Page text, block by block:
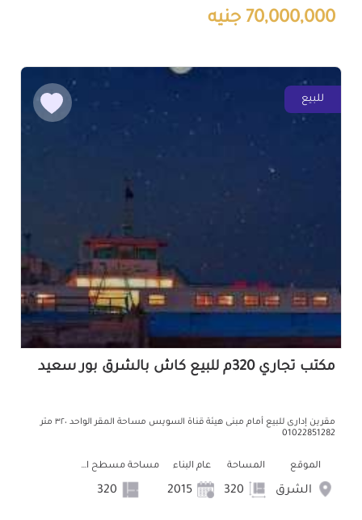
70,000,000 جنيه
للبيع
مكتب تجاري 320م للبيع كاش بالشرق بور سعيد
مقرين إدارى للبيع أمام مبنى هيئة قناة السويس مساحة المقر الواحد ٣٢٠ متر
01022851282
الموقع
الشرق
المساحة عام البناء مساحة مسطح البناء